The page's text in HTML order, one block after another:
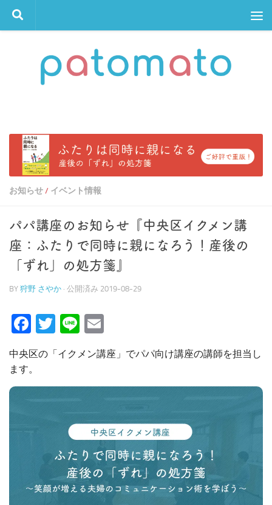
コンテンツへスキップ
お知らせ / イベント情報
パパ講座のお知らせ『中央区イクメン講
座：ふたりで同時に親になろう！産後の
「ずれ」の処方箋』
BY 狩野 さやか · 公開済み 2019-08-29
Facebook
Twitter
Line
中央区の「イクメン講座」でパパ向け講座の講師を担当し
ます。